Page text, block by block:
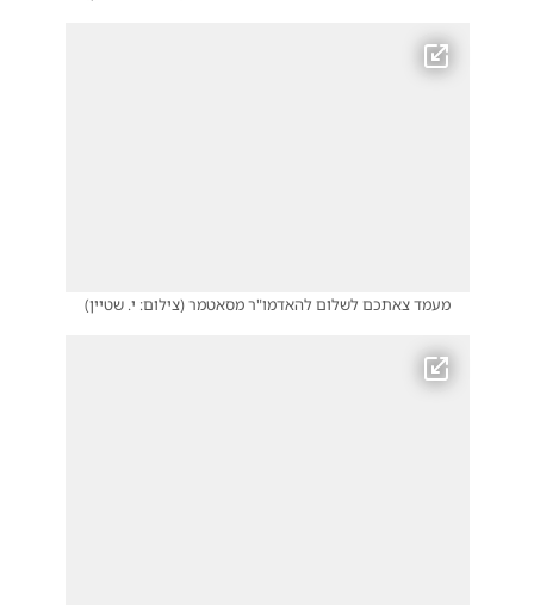
מעמד צאתכם לשלום להאדמו"ר מסאטמר(צילום: י. שטיין)